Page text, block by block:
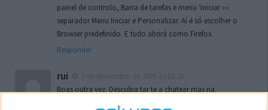
painel de controlo, Barra de tarefas e menu ‘Iniciar »»
separador Menu Iniciar e Personalizar. Aí é só escolher o
Browser predefinido. E tudo abrirá como Firefox.
Responder
rui
Boas outra vez. Desculpa tar te a chatear mas na